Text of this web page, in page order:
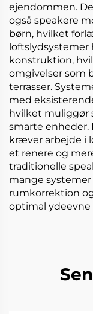
ejendommen.
også speakere
børn, hvilket
loftslydsystemer
konstruktion,
omgivelser som
terrasser.
med
hvilket muliggør
smarte
kræver arbejde i
et renere og
traditionelle
mange
rumkorrektion
optimal